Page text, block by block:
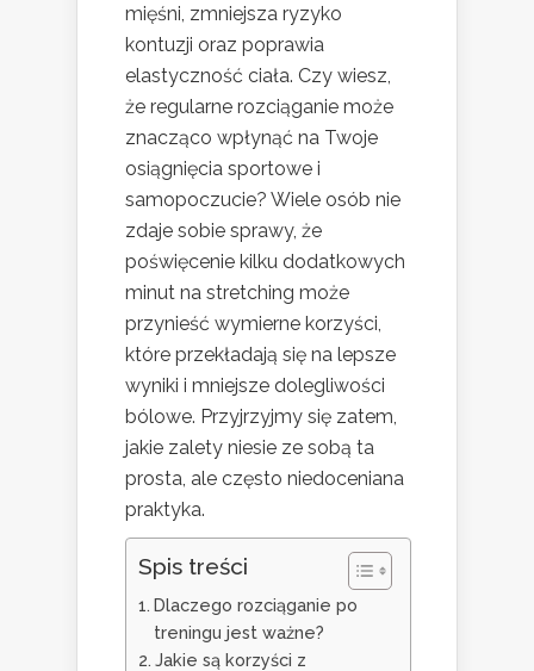
mięśni, zmniejsza ryzyko
kontuzji oraz poprawia
elastyczność ciała. Czy wiesz,
że regularne rozciąganie może
znacząco wpłynąć na Twoje
osiągnięcia sportowe i
samopoczucie? Wiele osób nie
zdaje sobie sprawy, że
poświęcenie kilku dodatkowych
minut na stretching może
przynieść wymierne korzyści,
które przekładają się na lepsze
wyniki i mniejsze dolegliwości
bólowe. Przyjrzyjmy się zatem,
jakie zalety niesie ze sobą ta
prosta, ale często niedoceniana
praktyka.
Spis treści
Dlaczego rozciąganie po
treningu jest ważne?
Jakie są korzyści z